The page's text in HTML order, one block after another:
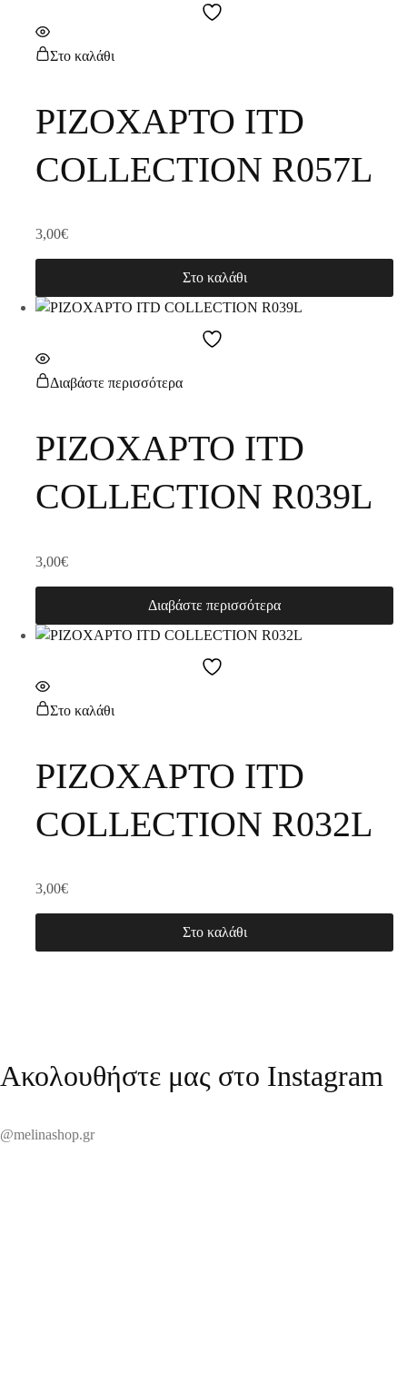
Στο καλάθι
ΡΙΖΟΧΑΡΤΟ ITD
COLLECTION R057L
3,00€
Στο καλάθι
Διαβάστε περισσότερα
ΡΙΖΟΧΑΡΤΟ ITD
COLLECTION R039L
3,00€
Διαβάστε περισσότερα
Στο καλάθι
ΡΙΖΟΧΑΡΤΟ ITD
COLLECTION R032L
3,00€
Στο καλάθι
Ακολουθήστε μας στο Instagram
@melinashop.gr